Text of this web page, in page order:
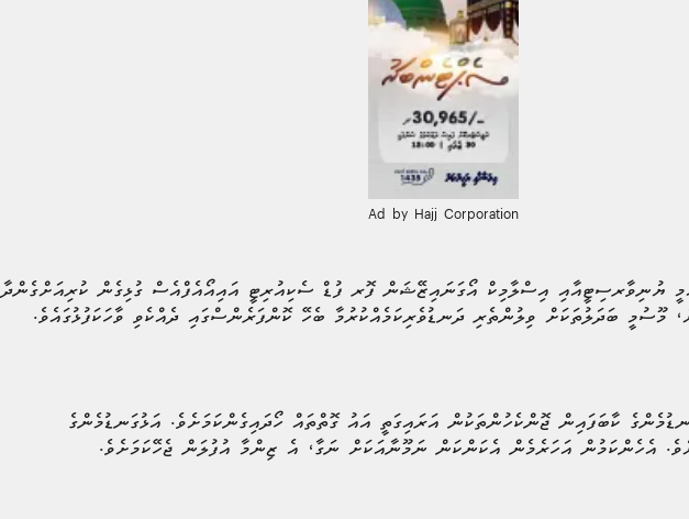
Ad by Hajj Corporation
ޔުނިވާރސިޓީއާއި އިސްލާމިކް އޯގަނައިޒޭޝަން ފޮރ ފުޑް ސެކިއުރިޓީ އައިއޯއެފްއެސް ގުޅިގެން ކުރިއަށްގެންދާ
މޫސުމީ ބަދަލުތަކަށް ވިލުންތެރި ދަނޑުވެރިކަމެއްކުރުމާ ބެހޭ ކޮންފަރެންސްގައި ދެއްކެވި ވާހަކަފުޅުގައެވެ.
ކާބަފައިން ޖޮންކެހުންތަކުން އަރައިގަތީ އައު ގޮތްތައް ހޯދައިގެންކަމަށެވެ. އަޅުގަނޑުމެންގެ
އެހެންކަމުން އަހަރެމެން އެކަންކަން ނަމޫނާއަކަށް ނަގާ، އެ ޒިންމާ އުފުލަން ޖެހޭކަމަށެވެ.